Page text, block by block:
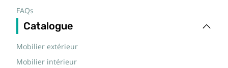
FAQs
Catalogue
Mobilier extérieur
Mobilier intérieur